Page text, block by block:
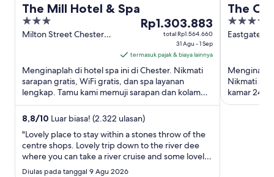
The Mill Hotel & Spa
3
out
Milton Street Chester
Harga
Rp1.303.883
malam
dari
31
Agu
1
Sep
Rp1.303.883
total Rp1.564.660
31 Agu - 1 Sep
termasuk pajak & biaya lainnya
Menginaplah di hotel spa ini di Chester. Nikmati
sarapan gratis, WiFi gratis, dan spa layanan
lengkap. Tamu kami memuji sarapan dan kolam
renang di ulasan kami. ...
8,8/10 Luar biasa! (2.322 ulasan)
"Lovely place to stay within a stones throw of the
centre shops. Lovely trip down to the river dee
where you can take a river cruise and some lovely
bars to enjoy a nice cold lager."
Diulas pada tanggal 9 Agu 2026
The
5
out
Eastgate
Nikmati
kamar 24
di ulasan